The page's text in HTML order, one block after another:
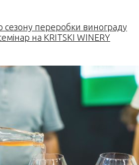
сезону переробки винограду
на KRITSKI WINERY